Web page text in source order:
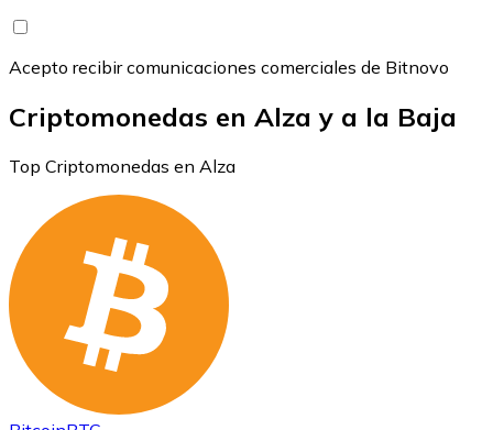
Acepto recibir comunicaciones comerciales de Bitnovo
Criptomonedas en Alza y a la Baja
Top Criptomonedas en Alza